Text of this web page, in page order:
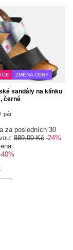
ZMĚNA CENY
sandály na klínku
černé
/ pár
za posledních 30
889,00 Kč -24%
40%